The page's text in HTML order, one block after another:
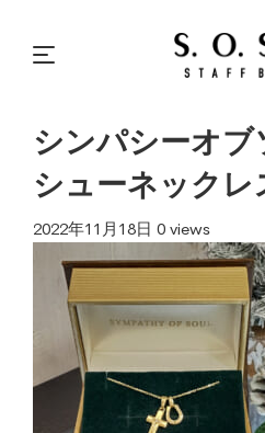
シンパシーオブ
シューネックレ
2022年11月18日 0 views